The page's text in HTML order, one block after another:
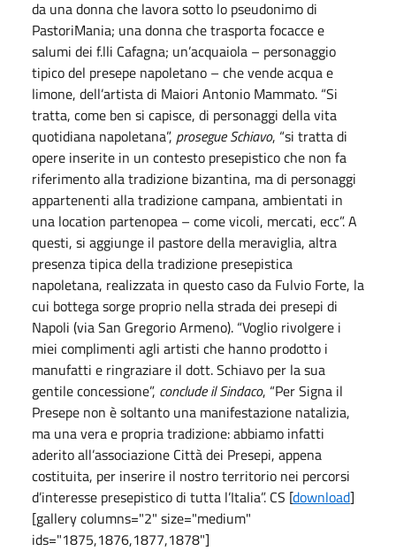
da una donna che lavora sotto lo pseudonimo di
PastoriMania; una donna che trasporta focacce e
salumi dei f.lli Cafagna; un’acquaiola – personaggio
tipico del presepe napoletano – che vende acqua e
limone, dell’artista di Maiori Antonio Mammato. “Si
tratta, come ben si capisce, di personaggi della vita
quotidiana napoletana”, prosegue Schiavo, “si tratta di
opere inserite in un contesto presepistico che non fa
riferimento alla tradizione bizantina, ma di personaggi
appartenenti alla tradizione campana, ambientati in
una location partenopea – come vicoli, mercati, ecc”. A
questi, si aggiunge il pastore della meraviglia, altra
presenza tipica della tradizione presepistica
napoletana, realizzata in questo caso da Fulvio Forte, la
cui bottega sorge proprio nella strada dei presepi di
Napoli (via San Gregorio Armeno). “Voglio rivolgere i
miei complimenti agli artisti che hanno prodotto i
manufatti e ringraziare il dott. Schiavo per la sua
gentile concessione”, conclude il Sindaco, “Per Signa il
Presepe non è soltanto una manifestazione natalizia,
ma una vera e propria tradizione: abbiamo infatti
aderito all’associazione Città dei Presepi, appena
costituita, per inserire il nostro territorio nei percorsi
d’interesse presepistico di tutta l’Italia”. CS [download]
[gallery columns="2" size="medium"
ids="1875,1876,1877,1878"]